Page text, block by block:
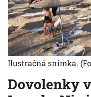
Dovolenky
Ilustračná snímka.